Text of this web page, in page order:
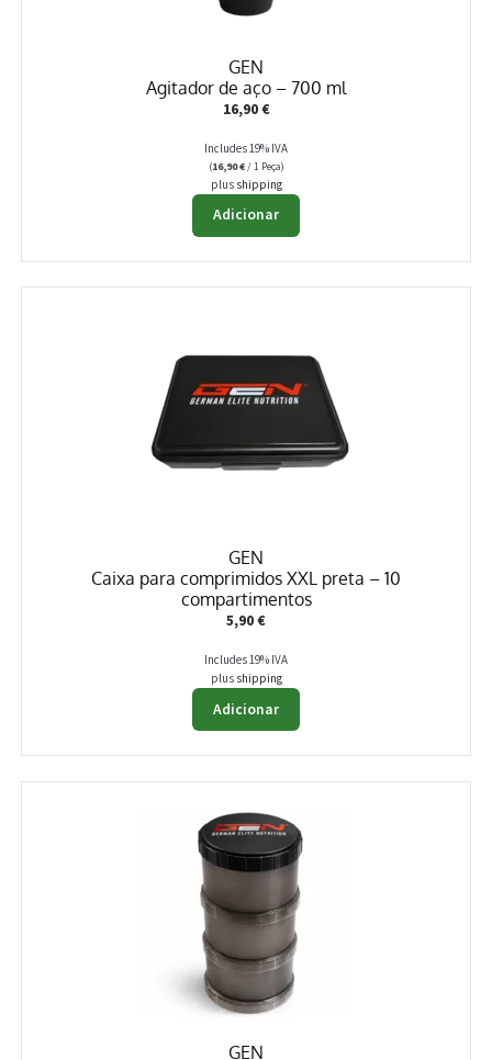
GEN
Agitador de aço – 700 ml
16,90€
Includes 19% IVA
(16,90€/ 1 Peça)
plus shipping
Adicionar
GEN
Caixa para comprimidos XXL preta – 10
compartimentos
5,90€
Includes 19% IVA
plus shipping
Adicionar
GEN